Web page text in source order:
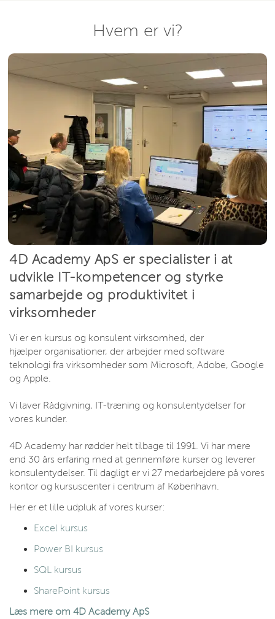
Hvem er vi?
4D Academy ApS er specialister i at
udvikle IT-kompetencer og styrke
samarbejde og produktivitet i
virksomheder
Vi er en kursus og konsulent virksomhed, der
hjælper organisationer, der arbejder med software
teknologi fra virksomheder som Microsoft, Adobe, Google
og Apple.
Vi laver Rådgivning, IT-træning og konsulentydelser for
vores kunder.
4D Academy har rødder helt tilbage til 1991. Vi har mere
end 30 års erfaring med at gennemføre kurser og leverer
konsulentydelser. Til dagligt er vi 27 medarbejdere på vores
kontor og kursuscenter i centrum af København.
Her er et lille udpluk af vores kurser:
Excel kursus
Power BI kursus
SQL kursus
SharePoint kursus
Læs mere om 4D Academy ApS